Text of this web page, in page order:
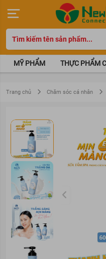
MỸ PHẨM THỰC PHẨM
Trang chủ Chăm sóc cá nhân